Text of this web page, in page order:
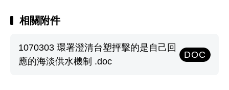
相關附件
1070303 環署澄清台塑抨擊的是自己回
應的海淡供水機制 .doc
DOC